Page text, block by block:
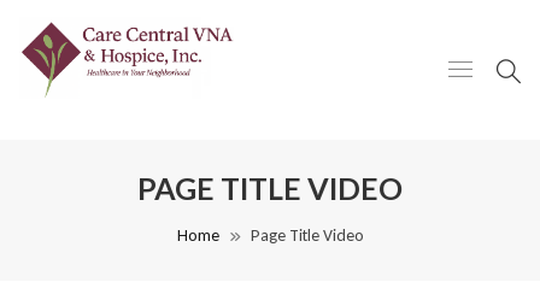
PAGE TITLE VIDEO
Home Page Title Video